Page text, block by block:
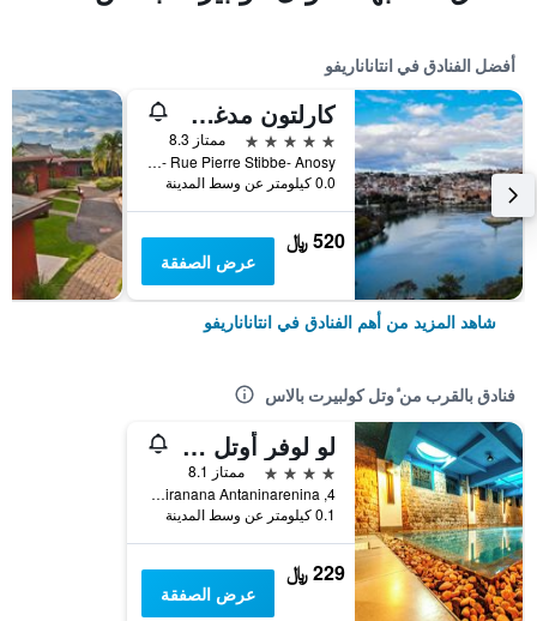
أفضل الفنادق في انتاناناريفو
كارلتون مدغشقر
5 نجوم
ممتاز 8.3
BP 959- Rue Pierre Stibbe- Anosy, انتاناناريفو, مدغشقر
0.0 كيلومتر عن وسط المدينة
520 ﷼
عرض الصفقة
شاهد المزيد من أهم الفنادق في انتاناناريفو
فنادق بالقرب من ٔوتل كولبيرت بالاس
لو لوفر أوتل إيه سبا
4 نجوم
ممتاز 8.1
4, Place P.Tsiranana Antaninarenina, انتاناناريفو, مدغشقر
0.1 كيلومتر عن وسط المدينة
229 ﷼
عرض الصفقة